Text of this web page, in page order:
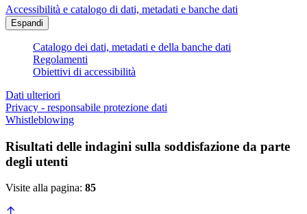
Accessibilità e catalogo di dati, metadati e banche dati
Espandi
Catalogo dei dati, metadati e della banche dati
Regolamenti
Obiettivi di accessibilità
Dati ulteriori
Privacy - responsabile protezione dati
Whistleblowing
Risultati delle indagini sulla soddisfazione da parte
degli utenti
Visite alla pagina: 85